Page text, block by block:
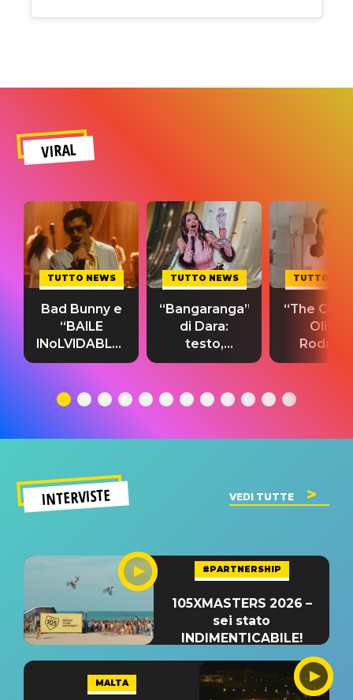
VIRAL
TUTTO NEWS
Bad Bunny e
“BAILE
INoLVIDABLE”:
testo,
significato
TUTTO NEWS
“Bangaranga”
di Dara:
testo,
traduzione e
del singolo
TUTTO
“The
Olivia
testo,
INTERVISTE VEDI TUTTE
#PARTNERSHIP
105XMASTERS 2026 –
sei stato
INDIMENTICABILE!
MALTA